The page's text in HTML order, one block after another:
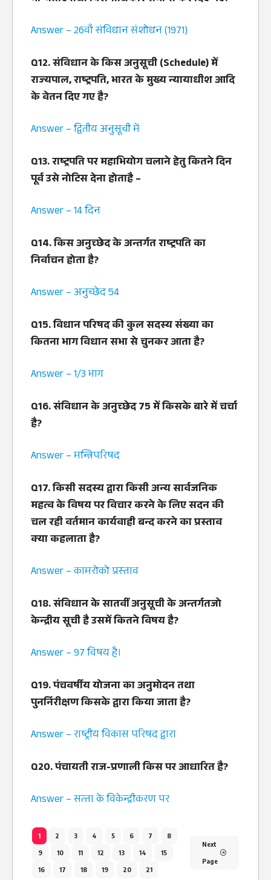
Answer – 26वाँ संविधान संशोधन (1971)
Q12. संविधान के किस अनुसूची (Schedule) में
राज्‍यपाल, राष्‍ट्रपति, भारत के मुख्‍य न्‍यायाधीश आदि
के वेतन दिए गए है?
Answer – द्वितीय अनुसूची में
Q13. राष्‍ट्रपति पर महाभियोग चलाने हेतु कितने दिन
पूर्व उसे नोटिस देना होताहै –
Answer – 14 दिन
Q14. किस अनुच्‍छेद के अन्‍तर्गत राष्‍ट्रपति का
निर्वाचन होता है?
Answer – अनुच्‍छेद 54
Q15. विधान परिषद की कुल सदस्‍य संख्‍या का
कितना भाग विधान सभा से चुनकर आता है?
Answer – 1/3 भाग
Q16. संविधान के अनुच्‍छेद 75 में किसके बारे में चर्चा
है?
Answer – मन्त्रिपरिषद
Q17. किसी सदस्‍य द्वारा किसी अन्‍य सार्वजनिक
महत्‍व के विषय पर विचार करने के लिए सदन की
चल रही वर्तमान कार्यवाही बन्‍द करने का प्रस्‍ताव
क्‍या कहलाता है?
Answer – कामरोको प्रस्‍ताव
Q18. संविधान के सातवीं अनुसूची के अन्‍तर्गतजो
केन्‍द्रीय सूची है उसमें कितने विषय है?
Answer – 97 विषय है।
Q19. पंचवर्षीय योजना का अनुमोदन तथा
पुनर्निरीक्षण किसके द्वारा किया जाता है?
Answer – राष्‍ट्रीय विकास परिषद द्वारा
Q20. पंचायती राज-प्रणाली किस पर आधारित है?
Answer – सत्‍ता के विकेन्‍द्रीकरण पर
1 2 3 4 5 6 7 8
9 10 11 12 13 14 15
16 17 18 19 20 21
Next
Page